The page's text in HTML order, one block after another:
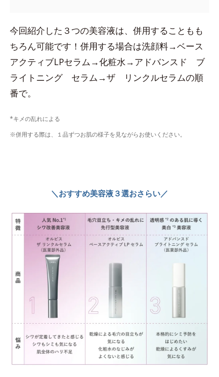
今回紹介した３つの美容液は、併用することもも
ちろん可能です！併用する場合は洗顔料→ベース
アクティブLPセラム→化粧水→アドバンスド ブ
ライトニング セラム→ザ リンクルセラムの順
番で。
*キメの乱れによる
※併用する際は、１品ずつお肌の様子を見ながらお使いください。
＼おすすめ美容液３選おさらい／